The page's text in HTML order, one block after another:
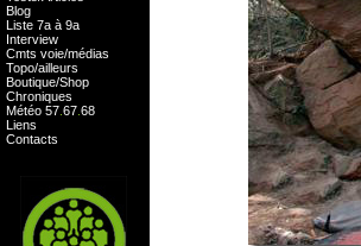
Blog
Liste 7a à 9a
Interview
Cmts voie/médias
Topo/ailleurs
Boutique/Shop
Chroniques
Météo 57 67 68
Liens
Contacts